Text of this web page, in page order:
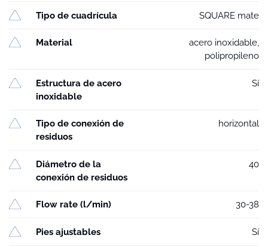
Tipo de cuadrícula SQUARE mate
Material
acero inoxidable,
polipropileno
Estructura de acero
inoxidable
Sí
Tipo de conexión de
residuos
horizontal
Diámetro de la
conexión de residuos
40
Flow rate (l/min) 30-38
Pies ajustables Sí